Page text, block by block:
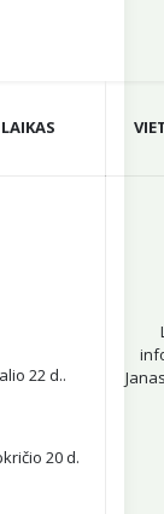
LAIKAS
22 d..
20 d.